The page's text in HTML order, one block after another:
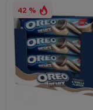
42 %